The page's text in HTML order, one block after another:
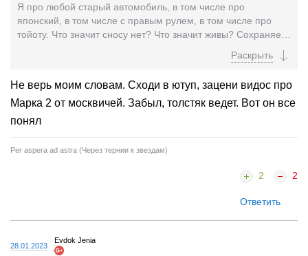
Я про любой старый автомобиль, в том числе про
японский, в том числе с правым рулем, в том числе про
тойоту. Что значит сносу нет? Что значит живы? Сохраняет
Не верь моим словам. Сходи в ютуп, зацени видос про
Марка 2 от москвичей. Забыл, толстяк ведет. Вот он все
понял
Per aspera ad astra (Через тернии к звездам)
2 2
Ответить
28.01.2023
Evdok Jenia